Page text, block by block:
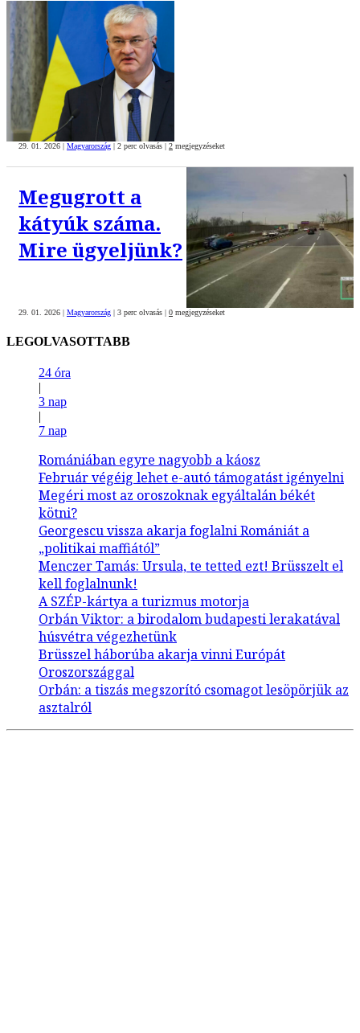
29. 01. 2026 | Magyarország | 2 perc olvasás | 2 megjegyzéseket
Megugrott a
kátyúk száma.
Mire ügyeljünk?
29. 01. 2026 | Magyarország | 3 perc olvasás | 0 megjegyzéseket
LEGOLVASOTTABB
24 óra
|
3 nap
|
7 nap